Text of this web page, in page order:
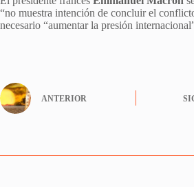
“no muestra intención de concluir el
necesario “aumentar la presión
ANTERIOR